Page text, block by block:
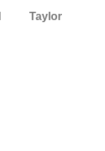
Taylor